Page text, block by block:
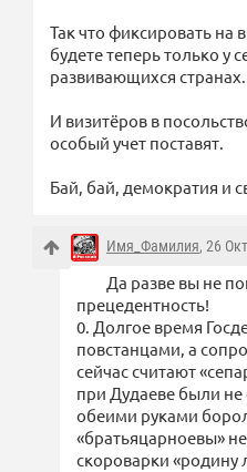
Так что фиксировать на
будете теперь только у
развивающихся странах.
И визитёров в
особый учет поставят.
Бай, бай, демократия и
Имя_Фамилия, 26
Да разве вы не
прецедентность!
0. Долгое время
повстанцами, а
сейчас считают
при Дудаеве были
обеими руками
«братьяцарноевы»
скороварки